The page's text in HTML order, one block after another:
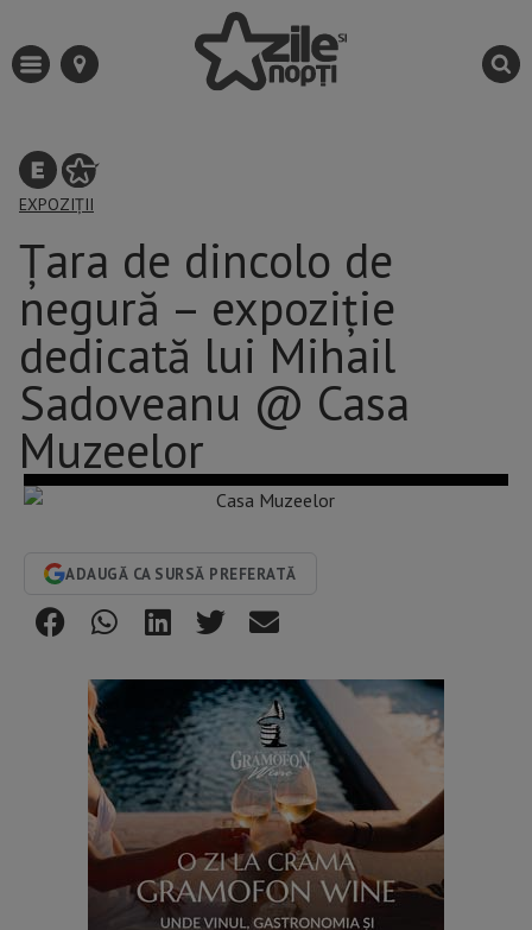
EXPOZIȚII
Țara de dincolo de
negură – expoziție
dedicată lui Mihail
Sadoveanu @ Casa
Muzeelor
ADAUGĂ CA SURSĂ PREFERATĂ